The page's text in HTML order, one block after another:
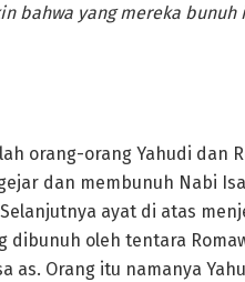
bahwa yang mereka bunuh
orang-orang Yahudi dan
dan membunuh Nabi
ayat di atas
oleh tentara
as. Orang itu namanya